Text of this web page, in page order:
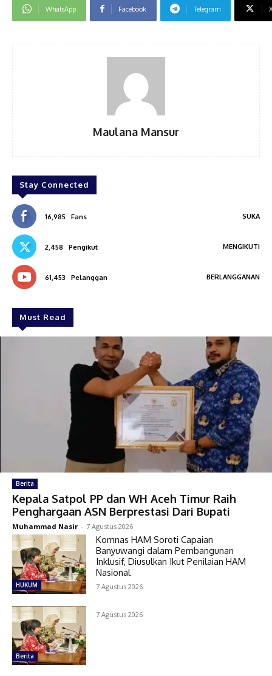
WhatsApp Facebook Telegram
Maulana Mansur
Stay Connected
16,985 Fans SUKA
2,458 Pengikut MENGIKUTI
61,453 Pelanggan BERLANGGANAN
Must Read
Berita
Kepala Satpol PP dan WH Aceh Timur Raih
Penghargaan ASN Berprestasi Dari Bupati
Muhammad Nasir - 7 Agustus 2026
HUKUM
Komnas HAM Soroti Capaian
Banyuwangi dalam Pembangunan
Inklusif, Diusulkan Ikut Penilaian HAM
Nasional
7 Agustus 2026
Berita
7 Agustus 2026